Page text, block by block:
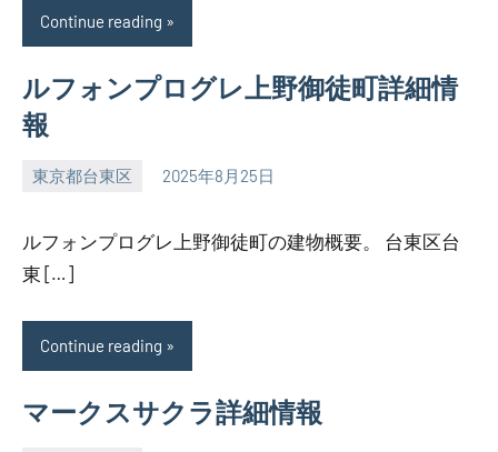
Continue reading
ルフォンプログレ上野御徒町詳細情
報
東京都台東区 2025年8月25日
SEZIMO
ルフォンプログレ上野御徒町の建物概要。 台東区台
東 […]
Continue reading
マークスサクラ詳細情報